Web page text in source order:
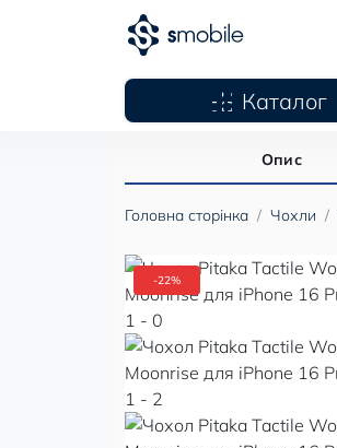
Каталог
Головна сторінка Чохли
Опис
-22%